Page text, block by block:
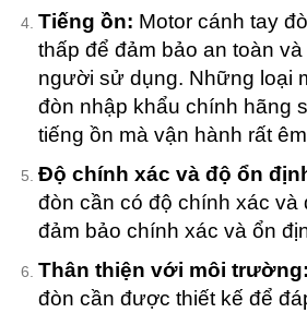
Tiếng ồn: Motor cánh tay
thấp để đảm bảo an toàn
người sử dụng. Những loại
đòn nhập khẩu chính hãng
tiếng ồn mà vận hành rất
Độ chính xác và độ ổn
đòn cần có độ chính xác và
đảm bảo chính xác và ổn
Thân thiện với môi trường:
đòn cần được thiết kế để